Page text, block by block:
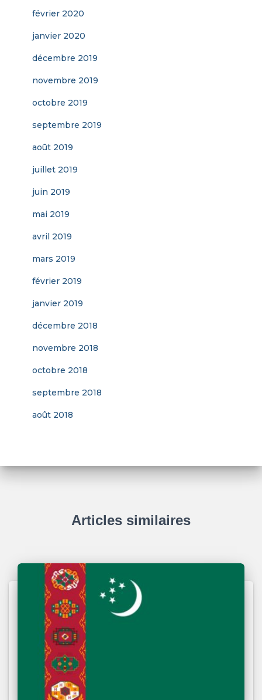
février 2020
janvier 2020
décembre 2019
novembre 2019
octobre 2019
septembre 2019
août 2019
juillet 2019
juin 2019
mai 2019
avril 2019
mars 2019
février 2019
janvier 2019
décembre 2018
novembre 2018
octobre 2018
septembre 2018
août 2018
Articles similaires